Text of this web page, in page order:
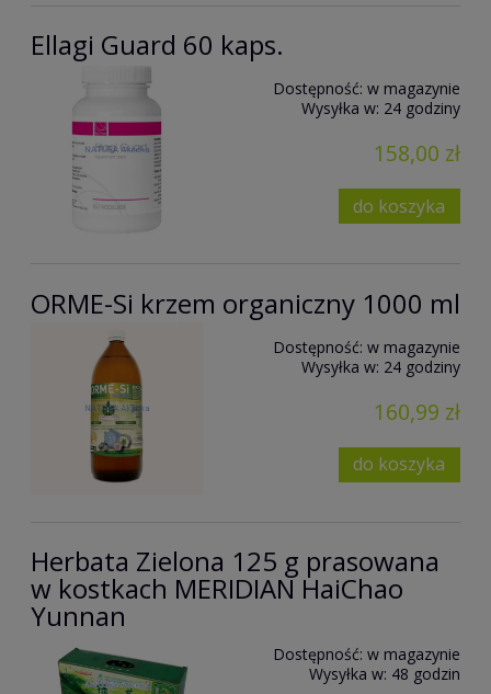
Ellagi Guard 60 kaps.
Dostępność: w magazynie
Wysyłka w: 24 godziny
158,00 zł
do koszyka
ORME-Si krzem organiczny 1000 ml
Dostępność: w magazynie
Wysyłka w: 24 godziny
160,99 zł
do koszyka
Herbata Zielona 125 g prasowana
w kostkach MERIDIAN HaiChao
Yunnan
Dostępność: w magazynie
Wysyłka w: 48 godzin